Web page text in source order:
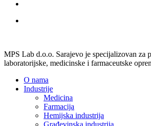
MPS Lab d.o.o. Sarajevo je specijalizovan za
laboratorijske, medicinske i farmaceutske
O nama
Industrije
Medicina
Farmacija
Hemijska industrija